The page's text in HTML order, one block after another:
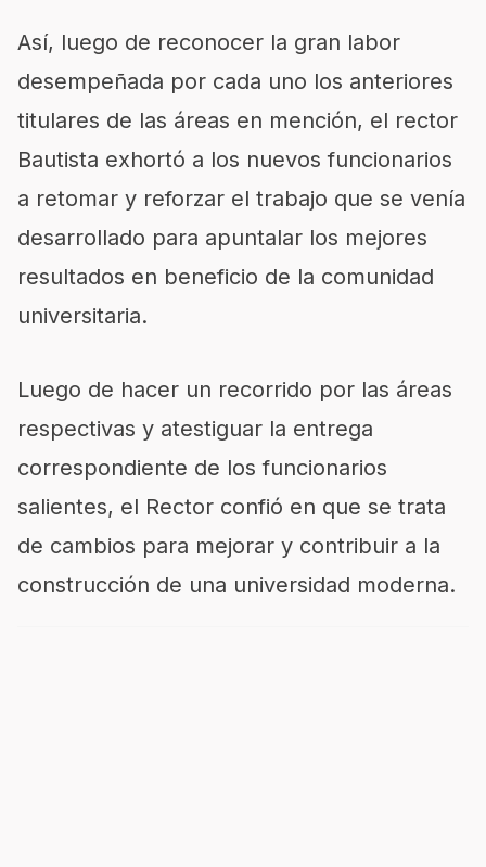
Así, luego de reconocer la gran labor
desempeñada por cada uno los anteriores
titulares de las áreas en mención, el rector
Bautista exhortó a los nuevos funcionarios
a retomar y reforzar el trabajo que se venía
desarrollado para apuntalar los mejores
resultados en beneficio de la comunidad
universitaria.
Luego de hacer un recorrido por las áreas
respectivas y atestiguar la entrega
correspondiente de los funcionarios
salientes, el Rector confió en que se trata
de cambios para mejorar y contribuir a la
construcción de una universidad moderna.